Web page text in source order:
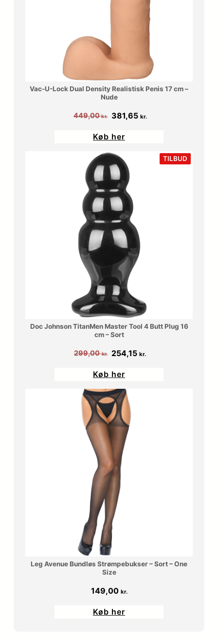
Vac-U-Lock Dual Density Realistisk Penis 17 cm –
Nude
449,00kr.
Den
pris
var:
449,00 kr..
381,65 kr.
381,65 kr..
Køb her
TILBUD
PÅ
Doc Johnson TitanMen Master Tool 4 Butt Plug 16
cm – Sort
299,00kr.
Den
pris
var:
299,00 kr..
254,15 kr.
Køb her
Leg Avenue Bundløs Strømpebukser – Sort – One
Size
149,00 kr.
Køb her